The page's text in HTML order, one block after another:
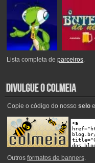
Lista completa deparceiros.
Copie o código do nosso seloe
Outros formatos de banners.